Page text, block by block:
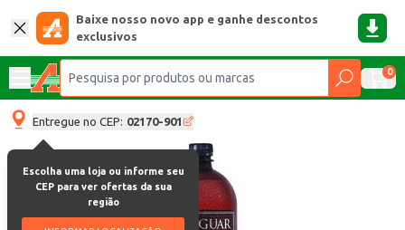
Baixe nosso novo app e ganhe descontos
exclusivos
0
Entregue no CEP: 02170-901
Escolha uma loja ou informe seu
CEP para ver ofertas da sua
região